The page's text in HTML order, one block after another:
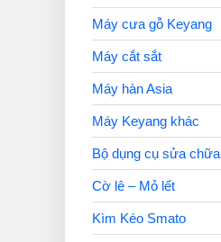
Máy cưa gỗ Keyang
Máy cắt sắt
Máy hàn Asia
Máy Keyang khác
Bộ dụng cụ sửa chữa
Cờ lê – Mỏ lết
Kìm Kéo Smato